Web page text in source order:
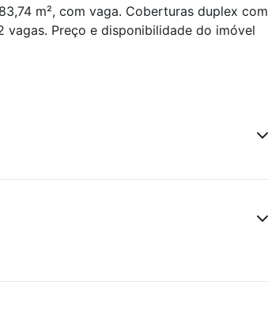
m², com vaga. Coberturas duplex com
vagas. Preço e disponibilidade do imóvel